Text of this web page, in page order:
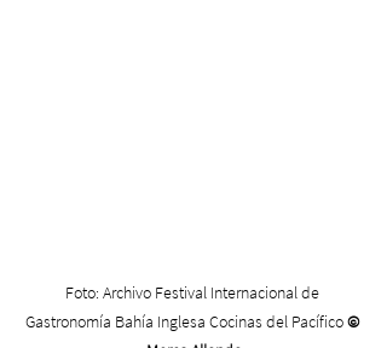
Foto: Archivo Festival Internacional de
Gastronomía Bahía Inglesa Cocinas del Pacífico ©